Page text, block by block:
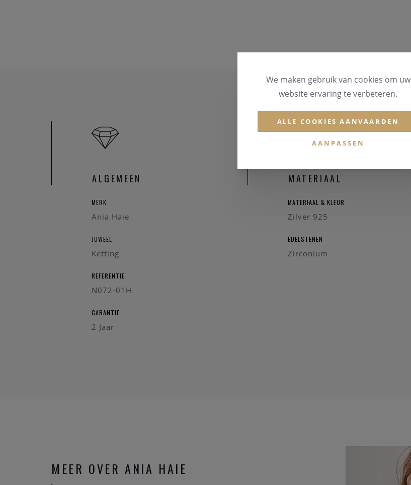
Type: Schakelcollier (ankerschakel)
ALGEMEEN
MERK
Ania Haie
JUWEEL
Ketting
REFERENTIE
N072-01H
GARANTIE
2 Jaar
MATERIAAL
MATERIAAL & KLEUR
Zilver 925
EDELSTENEN
Zirconium
MEER OVER ANIA HAIE
We maken gebruik van cookies om uw
website ervaring te verbeteren.
ALLE COOKIES AANVAARDEN
AANPASSEN